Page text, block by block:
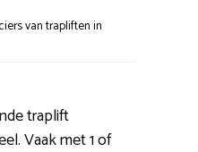
van trapliften in
traplift
Vaak met 1 of